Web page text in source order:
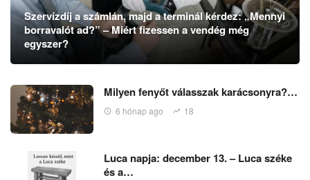
Szervízdíj a számlán, majd a terminál kérdez: „Mennyi
borravalót ad?” – Miért fizessen a vendég még
egyszer?
Milyen fenyőt válasszak karácsonyra?…
6 hónap ago 18
Luca napja: december 13. – Luca széke
és a…